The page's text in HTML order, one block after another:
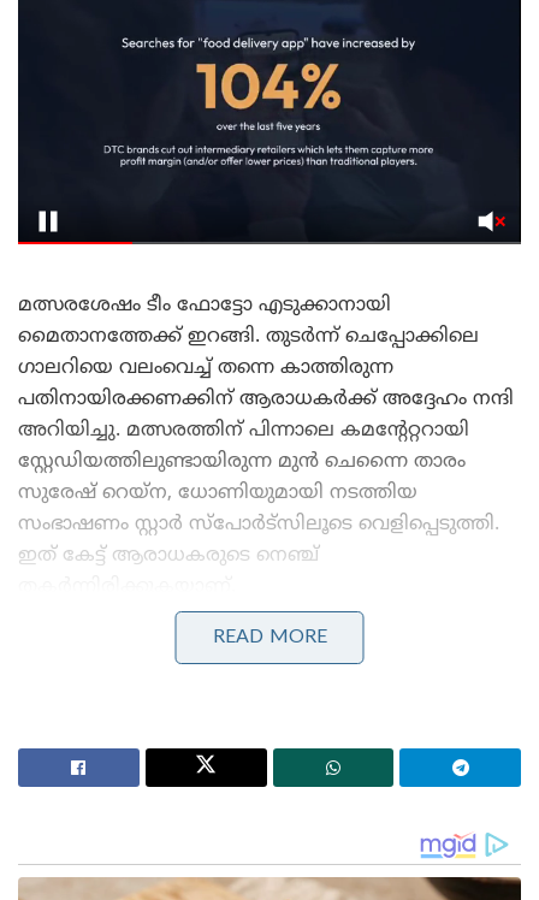
മത്സരശേഷം ടീം ഫോട്ടോ എടുക്കാനായി
മൈതാനത്തേക്ക് ഇറങ്ങി. തുടർന്ന് ചെപ്പോക്കിലെ
ഗാലറിയെ വലംവെച്ച് തന്നെ കാത്തിരുന്ന
പതിനായിരക്കണക്കിന് ആരാധകർക്ക് അദ്ദേഹം നന്ദി
അറിയിച്ചു. മത്സരത്തിന് പിന്നാലെ കമന്റേറ്ററായി
സ്റ്റേഡിയത്തിലുണ്ടായിരുന്ന മുൻ ചെന്നൈ താരം
സുരേഷ് റെയ്‌ന, ധോണിയുമായി നടത്തിയ
സംഭാഷണം സ്റ്റാർ സ്‌പോർട്‌സിലൂടെ വെളിപ്പെടുത്തി.
ഇത് കേട്ട് ആരാധകരുടെ നെഞ്ച്
Stories you may like
വേദിയാകും
ഗ്ലാസ്‌ഗോയിൽ ഇന്ത്യൻ ബോക്സിങ് കരുത്ത്:
READ MORE